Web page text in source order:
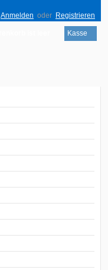
Anmelden oder Registrieren
Kasse